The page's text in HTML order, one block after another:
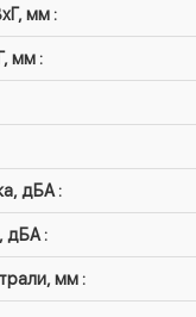
мм :
мм :
дБА :
дБА :
мм :